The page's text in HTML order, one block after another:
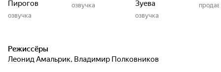
Пирогов
озвучка
озвучка
Зуева
озвучка
Режиссёры
Леонид Амальрик, Владимир Полковников